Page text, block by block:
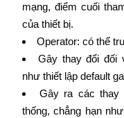
mạng, điểm cuối
của thiết bị.
Operator: có thể
Gây thay đổi đối
như thiết lập default
Gây ra các thay
thống, chẳng hạn